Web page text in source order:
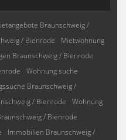
Braunschweig /
/ Bienrode
Mietwohnung
Braunschweig / Bienrode
Wohnung suche
Braunschweig /
/ Bienrode
Wohnung
/ Bienrode
Immobilien Braunschweig /